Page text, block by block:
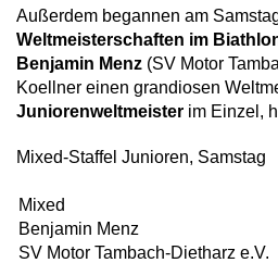
Außerdem begannen am
Weltmeisterschaften im
Benjamin Menz (SV Motor
Koellner einen grandiosen
Juniorenweltmeister im Einzel,
Mixed-Staffel Junioren, Samstag
Mixed
Benjamin Menz
SV Motor Tambach-Dietharz e.V.